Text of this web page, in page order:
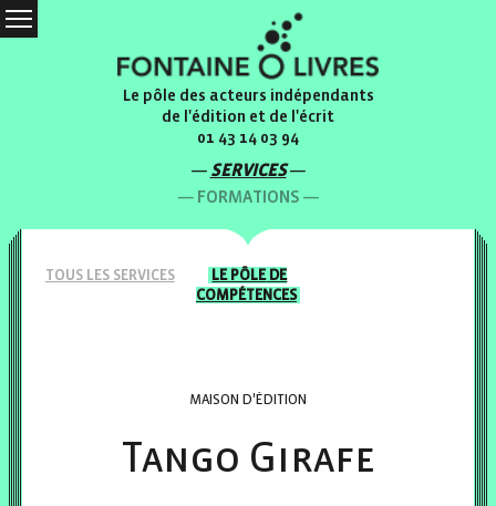
Le pôle des acteurs indépendants
de l'édition et de l'écrit
01 43 14 03 94
SERVICES
FORMATIONS
TOUS LES SERVICES LE PÔLEDE
COMPÉTENCES
MAISON D'ÉDITION
Tango Girafe